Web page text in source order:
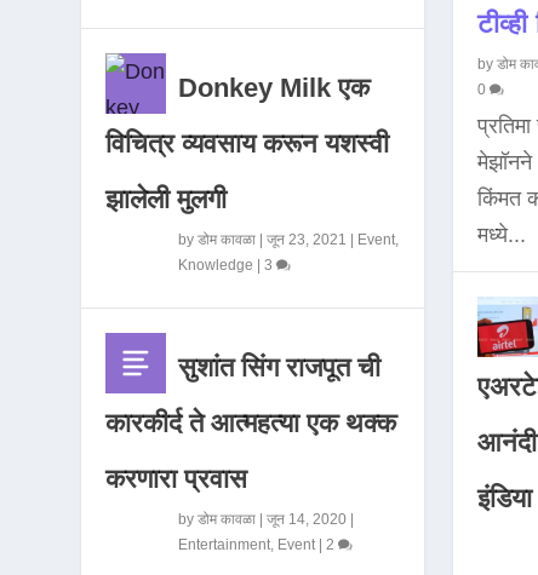
Donkey Milk एक
विचित्र व्यवसाय करून यशस्वी
झालेली मुलगी
byडोम कावळा |जून 23, 2021 Event,
Knowledge |3
सुशांत सिंग राजपूत ची
कारकीर्द ते आत्महत्या एक थक्क
करणारा प्रवास
byडोम कावळा |जून 14, 2020
Entertainment, Event|2
टीव्ही
by डोम
0
किंमत
मध्ये...
आनंदी
इंडिया